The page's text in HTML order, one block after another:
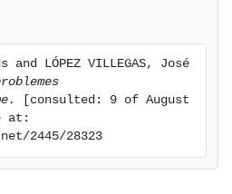
and LÓPEZ VILLEGAS, José
[consulted: 9 of August
at:
2445/28323